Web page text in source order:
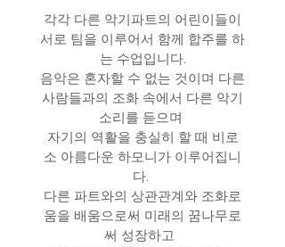
각각 다른 악기파트의 어린이들이
서로 팀을 이루어서 함께 합주를 하
는 수업입니다.
음악은 혼자할 수 없는 것이며 다른
사람들과의 조화 속에서 다른 악기
소리를 듣으며
자기의 역활을 충실히 할 때 비로
소 아름다운 하모니가 이루어집니
다.
다른 파트와의 상관관계와 조화로
움을 배움으로써 미래의 꿈나무로
써 성장하고